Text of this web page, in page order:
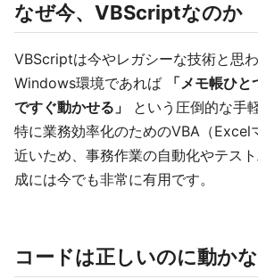
なぜ今、VBScriptなのか
VBScriptは今やレガシーな技術と思わ
Windows環境であれば
「メモ帳ひ
ですぐ動かせる」
という圧倒的な手
特に業務効率化のためのVBA（Excel
近いため、事務作業の自動化やテス
成には今でも非常に有用です。
コードは正しいのに動か